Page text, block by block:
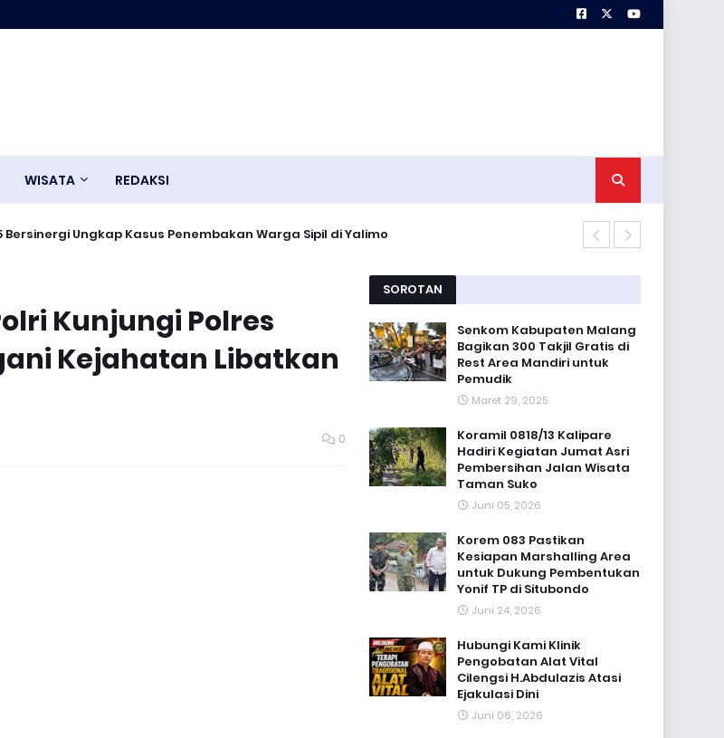
WISATA REDAKSI
Ungkap Kasus Penembakan Warga Sipil di Yalimo
Kunjungi Polres
Kejahatan Libatkan
0
SOROTAN
Senkom Kabupaten Malang
Bagikan 300 Takjil Gratis di
Rest Area Mandiri untuk
Pemudik
Maret 29, 2025
Koramil 0818/13 Kalipare
Hadiri Kegiatan Jumat Asri
Pembersihan Jalan Wisata
Taman Suko
Juni 05, 2026
Korem 083 Pastikan
Kesiapan Marshalling Area
untuk Dukung Pembentukan
Yonif TP di Situbondo
Juni 24, 2026
Hubungi Kami Klinik
Pengobatan Alat Vital
Cilengsi H.Abdulazis Atasi
Ejakulasi Dini
Juni 06, 2026